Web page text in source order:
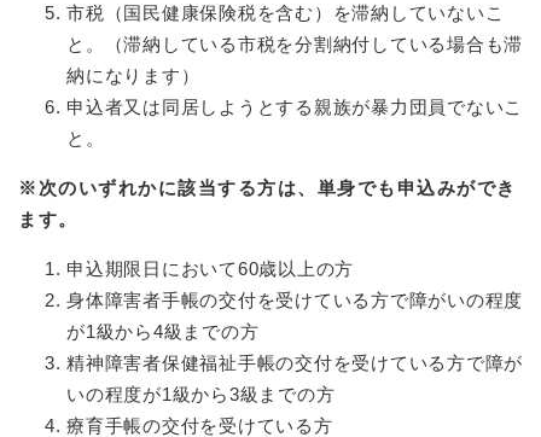
市税（国民健康保険税を含む）を滞納していないこ
と。（滞納している市税を分割納付している場合も滞
納になります）
申込者又は同居しようとする親族が暴力団員でないこ
と。
※次のいずれかに該当する方は、単身でも申込みができ
ます。
申込期限日において60歳以上の方
身体障害者手帳の交付を受けている方で障がいの程度
が1級から4級までの方
精神障害者保健福祉手帳の交付を受けている方で障が
いの程度が1級から3級までの方
療育手帳の交付を受けている方